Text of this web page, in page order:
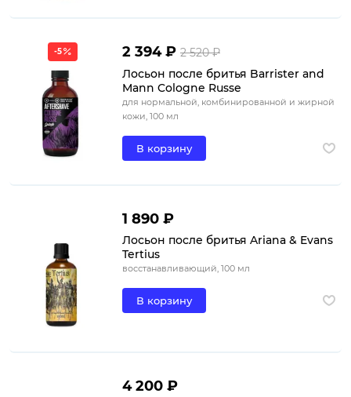
-5 2 394 ₽ 2 520 ₽
Лосьон после бритья Barrister and
Mann Cologne Russe
для нормальной, комбинированной и жирной
кожи, 100 мл
В корзину
1 890 ₽
Лосьон после бритья Ariana & Evans
Tertius
восстанавливающий, 100 мл
В корзину
4 200 ₽